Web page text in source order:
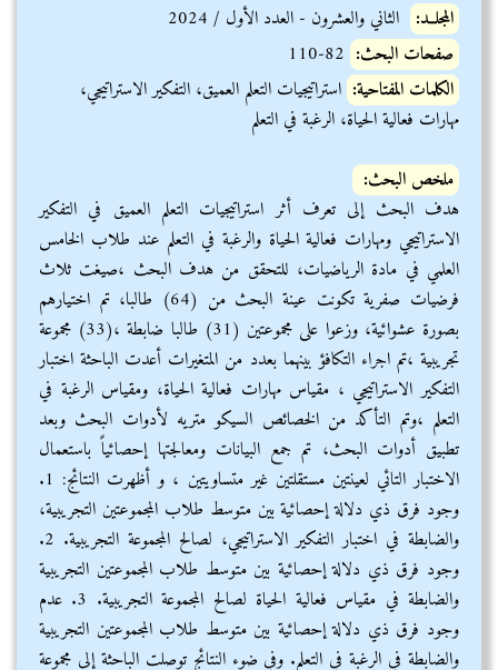
المجلــد: الثاني والعشرون - العدد الأول / 2024
صفحات البحث:
الكلمات المفتاحية:استراتيجيات التعلم العميق، التفكير الاستراتيجي،
مهارات فعالية الحياة، الرغبة في التعلم
ملخص البحث:
هدف البحث إلى تعرف أثر استراتيجيات التعلم العميق في التفكير
الاستراتيجي ومهارات فعالية الحياة والرغبة في التعلم عند طلاب الخامس
العلمي في مادة الرياضيات، للتحقق من هدف البحث ،صيغت ثلاث
فرضيات صفرية تكونت عينة البحث من (64) طالبا، تم اختيارهم
بصورة عشوائية، وزعوا على مجموعتين (31) طالبا ضابطة ،(33) مجموعة
تجريبية ،تم اجراء التكافؤ بينهما بعدد من المتغيرات أعدت الباحثة اختبار
التفكير الاستراتيجي ، مقياس مهارات فعالية الحياة، ومقياس الرغبة في
التعلم ،وتم التأكد من الخصائص السيكو متريه لأدوات البحث وبعد
تطبيق أدوات البحث، تم جمع البيانات ومعالجتها إحصائياً باستعمال
الاختبار التائي لعينتين مستقلتين غير متساويتين ، و أظهرت النتائج: 1.
وجود فرق ذي دلالة إحصائية بين متوسط طلاب المجموعتين التجريبية،
والضابطة في اختبار التفكير الاستراتيجي، لصالح المجموعة التجريبية. 2.
وجود فرق ذي دلالة إحصائية بين متوسط طلاب المجموعتين التجريبية
والضابطة في مقياس فعالية الحياة لصالح المجموعة التجريبية. 3. عدم
وجود فرق ذي دلالة إحصائية بين متوسط طلاب المجموعتين التجريبية
والضابطة في الرغبة في التعلم. وفي ضوء النتائج توصلت الباحثة إلى مجموعة